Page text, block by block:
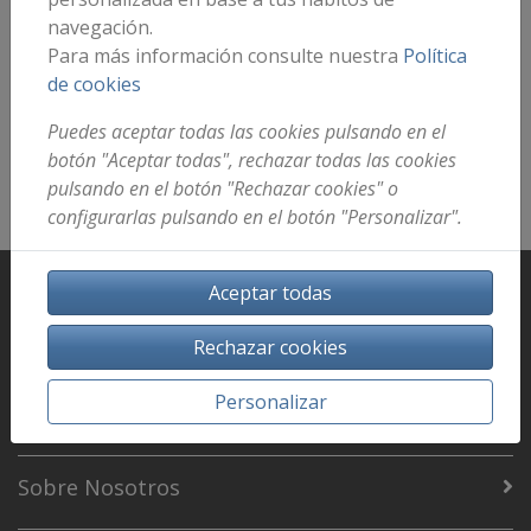
filtro seleccionado!
Destacado
Mi Cuenta
Sobre Nosotros
navegación.
Para más información consulte nuestra Política
de cookies
Puedes aceptar todas las cookies pulsando en el
botón "Aceptar todas", rechazar todas las cookies
pulsando en el botón "Rechazar cookies" o
configurarlas pulsando en el botón "Personalizar".
Aceptar todas
Rechazar cookies
Personalizar